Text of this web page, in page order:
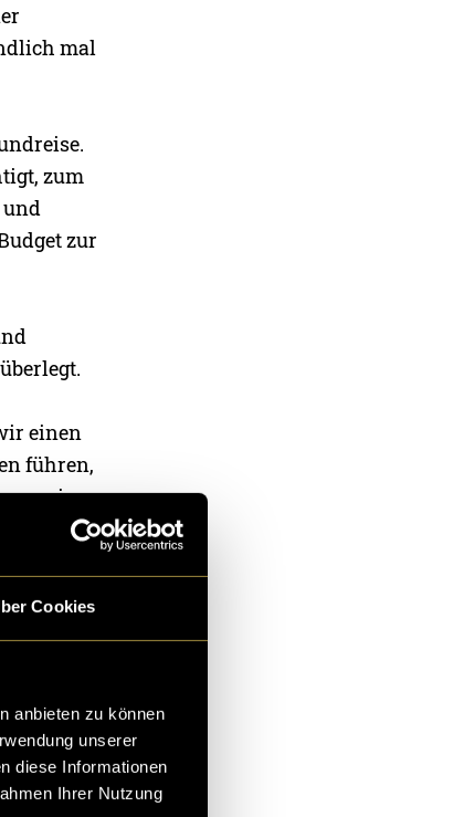
Cookies
anbieten zu können
unserer
diese Informationen
Ihrer Nutzung
mal
zum
und
zur
einen
führen,
wie
Test